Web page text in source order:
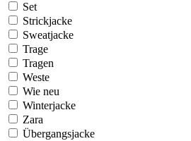
Set
Strickjacke
Sweatjacke
Trage
Tragen
Weste
Wie neu
Winterjacke
Zara
Übergangsjacke